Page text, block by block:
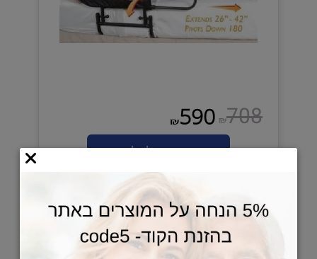
₪708
₪590
הוסף לסל
טרפז עזר ריצפתי למיטה